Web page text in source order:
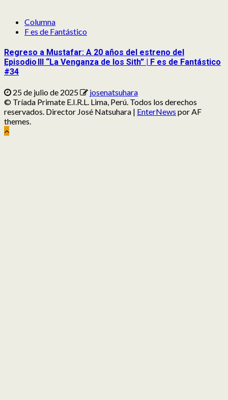
Columna
F es de Fantástico
Regreso a Mustafar: A 20 años del estreno del
Episodio III “La Venganza de los Sith” | F es de Fantástico
#34
25 de julio de 2025
josenatsuhara
© Tríada Primate E.I.R.L. Lima, Perú. Todos los derechos
reservados. Director José Natsuhara | EnterNews por AF
themes.